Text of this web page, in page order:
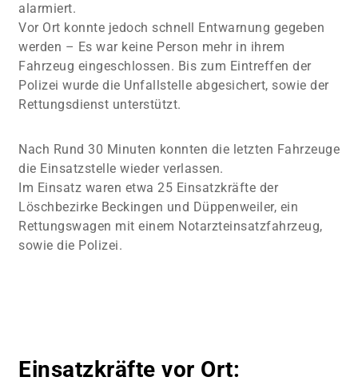
alarmiert.
Vor Ort konnte jedoch schnell Entwarnung gegeben
werden – Es war keine Person mehr in ihrem
Fahrzeug eingeschlossen. Bis zum Eintreffen der
Polizei wurde die Unfallstelle abgesichert, sowie der
Rettungsdienst unterstützt.
Nach Rund 30 Minuten konnten die letzten Fahrzeuge
die Einsatzstelle wieder verlassen.
Im Einsatz waren etwa 25 Einsatzkräfte der
Löschbezirke Beckingen und Düppenweiler, ein
Rettungswagen mit einem Notarzteinsatzfahrzeug,
sowie die Polizei.
Einsatzkräfte vor Ort: